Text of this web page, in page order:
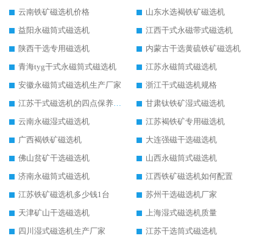
云南铁矿磁选机价格
山东水选褐铁矿磁选机
益阳永磁筒式磁选机
江西干式永磁带式磁选机
陕西干选专用磁选机
内蒙古干选黄硫铁矿磁选机
青海tyg干式永磁筒式磁选机
江苏永磁筒式磁选机
安徽永磁筒式磁选机生产厂家
浙江干式磁选机规格
江苏干式磁选机的四点保养秘籍
甘肃钛铁矿湿式磁选机
云南永磁湿式磁选机
江苏褐铁矿专用磁选机
广西褐铁矿磁选机
大连强磁干选磁选机
佛山贫矿干选磁选机
山西永磁筒式磁选机
济南永磁筒式磁选机
江西铁矿磁选机如何配置
江苏铁矿磁选机多少钱1台
苏州干选磁选机厂家
天津矿山干选磁选机
上海湿式磁选机质量
四川湿式磁选机生产厂家
江苏干选筒式磁选机